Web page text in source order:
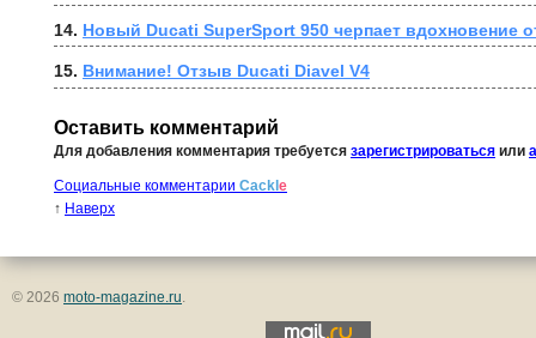
14. Новый Ducati SuperSport 950 черпает вдохновение
15. Внимание! Отзыв Ducati Diavel V4
Оставить комментарий
Для добавления комментария требуется зарегистрироваться или
Социальные комментарии Cackl e
↑ Наверх
© 2026 moto-magazine.ru.